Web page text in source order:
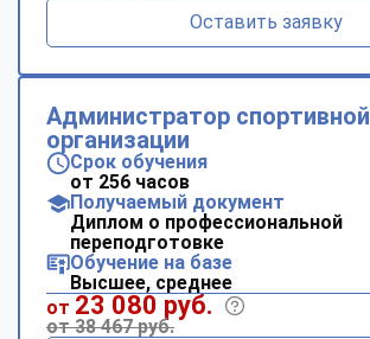
Оставить заявку
Администратор спортивной
организации
Срок обучения
от 256 часов
Получаемый документ
Диплом о профессиональной
переподготовке
Обучение на базе
Высшее, среднее
от 23 080 руб.
от 38 467 руб.